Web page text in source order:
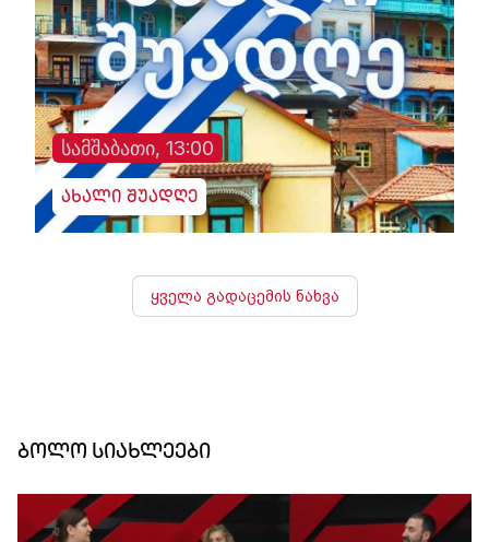
სამშაბათი, 13:00
ახალი შუადღე
ყველა გადაცემის ნახვა
ბოლო სიახლეები